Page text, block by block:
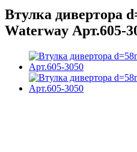
Втулка дивертора
Waterway Арт.605-